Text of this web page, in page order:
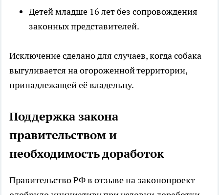
Детей младше 16 лет без сопровождения
законных представителей.
Исключение сделано для случаев, когда собака
выгуливается на огороженной территории,
принадлежащей её владельцу.
Поддержка закона
правительством и
необходимость доработок
Правительство РФ в отзыве на законопроект